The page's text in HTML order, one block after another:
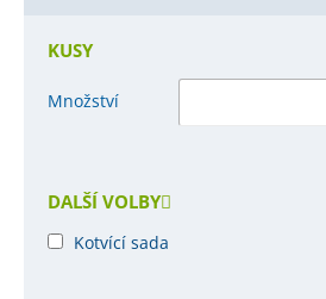
KUSY
Množství
DALŠÍ VOLBY
Kotvící sada